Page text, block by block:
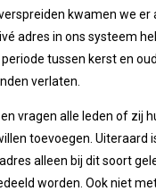
kwamen we er
adres in ons systeem
tussen kerst en
verlaten.
vragen alle leden of zij
toevoegen. Uiteraard
alleen bij dit soort
worden. Ook niet